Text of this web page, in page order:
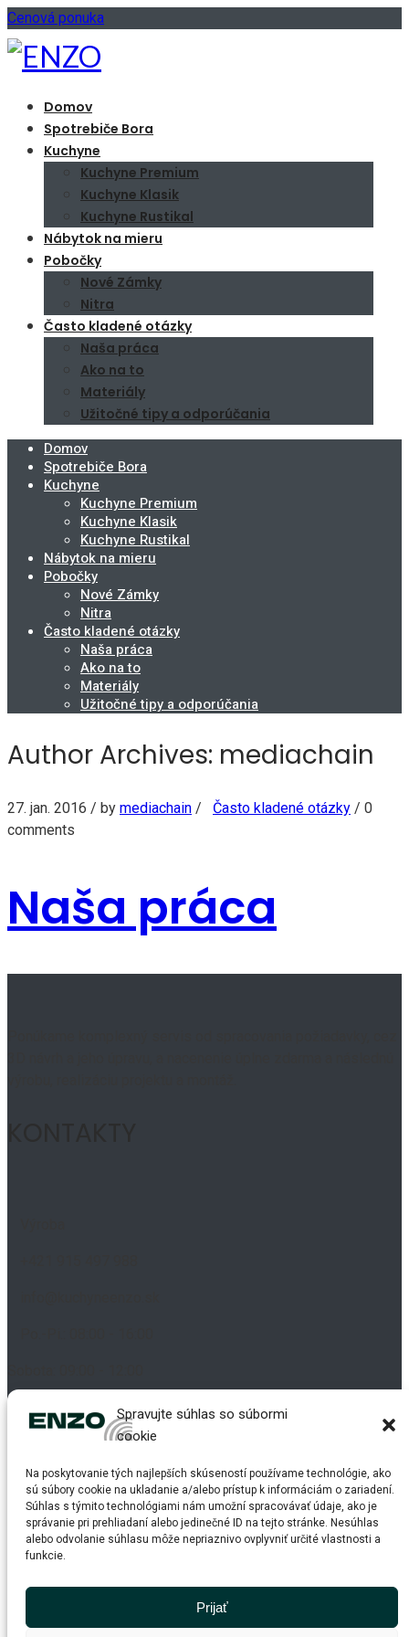
Spravujte súhlas so súbormi
cookie
Na poskytovanie tých najlepších skúseností používame technológie, ako
sú súbory cookie na ukladanie a/alebo prístup k informáciám o zariadení.
Súhlas s týmito technológiami nám umožní spracovávať údaje, ako je
správanie pri prehliadaní alebo jedinečné ID na tejto stránke. Nesúhlas
alebo odvolanie súhlasu môže nepriaznivo ovplyvniť určité vlastnosti a
funkcie.
Prijať
Cenová ponuka
Domov
Spotrebiče Bora
Kuchyne
Kuchyne Premium
Kuchyne Klasik
Kuchyne Rustikal
Nábytok na mieru
Pobočky
Nové Zámky
Nitra
Často kladené otázky
Naša práca
Ako na to
Materiály
Užitočné tipy a odporúčania
Domov
Spotrebiče Bora
Kuchyne
Kuchyne Premium
Kuchyne Klasik
Kuchyne Rustikal
Nábytok na mieru
Pobočky
Nové Zámky
Nitra
Často kladené otázky
Naša práca
Ako na to
Materiály
Užitočné tipy a odporúčania
Author Archives: mediachain
27. jan. 2016 / by mediachain / Často kladené otázky / 0
comments
Naša práca
ČASTO KLADANÉ OTÁZKY
Naša práca
Ako na to
Materiály
Užitočné tipy a odporúčania
SOCIÁLNE SIETE